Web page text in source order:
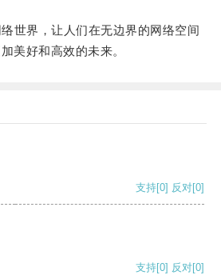
界，让人们在无边界的网络空间
美好和高效的未来。
支持[0] 反对[0]
支持[0] 反对[0]